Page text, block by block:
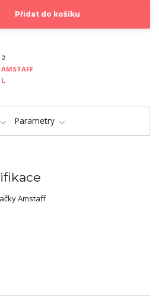
Přidat do košíku
2
AMSTAFF
L
Parametry
Amstaff